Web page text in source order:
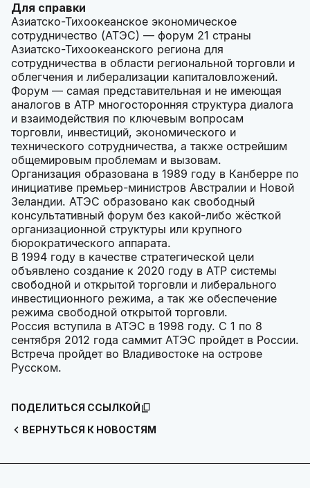
Для справки
Азиатско-Тихоокеанское экономическое
сотрудничество (АТЭС) — форум 21 страны
Азиатско-Тихоокеанского региона для
сотрудничества в области региональной торговли и
облегчения и либерализации капиталовложений.
Форум — самая представительная и не имеющая
аналогов в АТР многосторонняя структура диалога
и взаимодействия по ключевым вопросам
торговли, инвестиций, экономического и
технического сотрудничества, а также острейшим
общемировым проблемам и вызовам.
Организация образована в 1989 году в Канберре по
инициативе премьер-министров Австралии и Новой
Зеландии. АТЭС образовано как свободный
консультативный форум без какой-либо жёсткой
организационной структуры или крупного
бюрократического аппарата.
В 1994 году в качестве стратегической цели
объявлено создание к 2020 году в АТР системы
свободной и открытой торговли и либерального
инвестиционного режима, а так же обеспечение
режима свободной открытой торговли.
Россия вступила в АТЭС в 1998 году. С 1 по 8
сентября 2012 года саммит АТЭС пройдет в России.
Встреча пройдет во Владивостоке на острове
Русском.
ВЕРНУТЬСЯ К НОВОСТЯМ
ПОДЕЛИТЬСЯ ССЫЛКОЙ